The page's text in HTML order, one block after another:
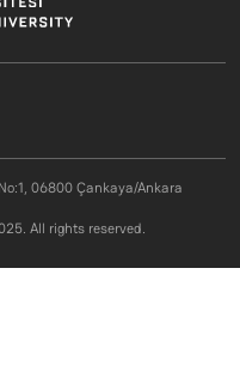
06800 Çankaya/Ankara
All rights reserved.